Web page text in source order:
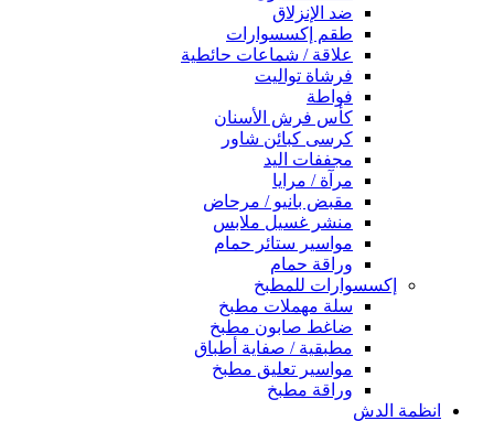
ضد الإنزلاق
طقم إكسسوارات
علاقة / شماعات حائطية
فرشاة تواليت
فواطة
كأس فرش الأسنان
كرسى كبائن شاور
مجففات اليد
مرآة / مرايا
مقبض بانيو / مرحاض
منشر غسيل ملابس
مواسير ستائر حمام
وراقة حمام
إكسسوارات للمطبخ
سلة مهملات مطبخ
ضاغط صابون مطبخ
مطبقية / صفاية أطباق
مواسير تعليق مطبخ
وراقة مطبخ
انظمة الدش